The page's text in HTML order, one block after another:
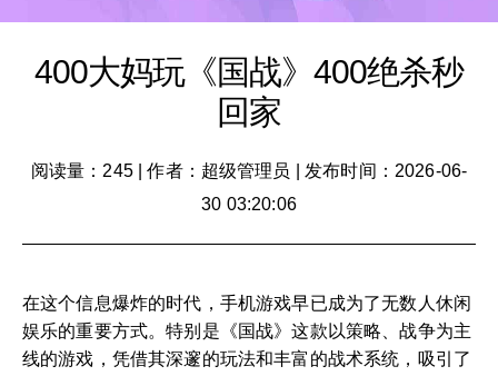
400大妈玩《国战》400绝杀秒
回家
阅读量：245|作者：超级管理员
发布时间：2026-06-
30 03:20:06
在这个信息爆炸的时代，手机游戏早已成为了无数人休闲
娱乐的重要方式。特别是《国战》这款以策略、战争为主
线的游戏，凭借其深邃的玩法和丰富的战术系统，吸引了